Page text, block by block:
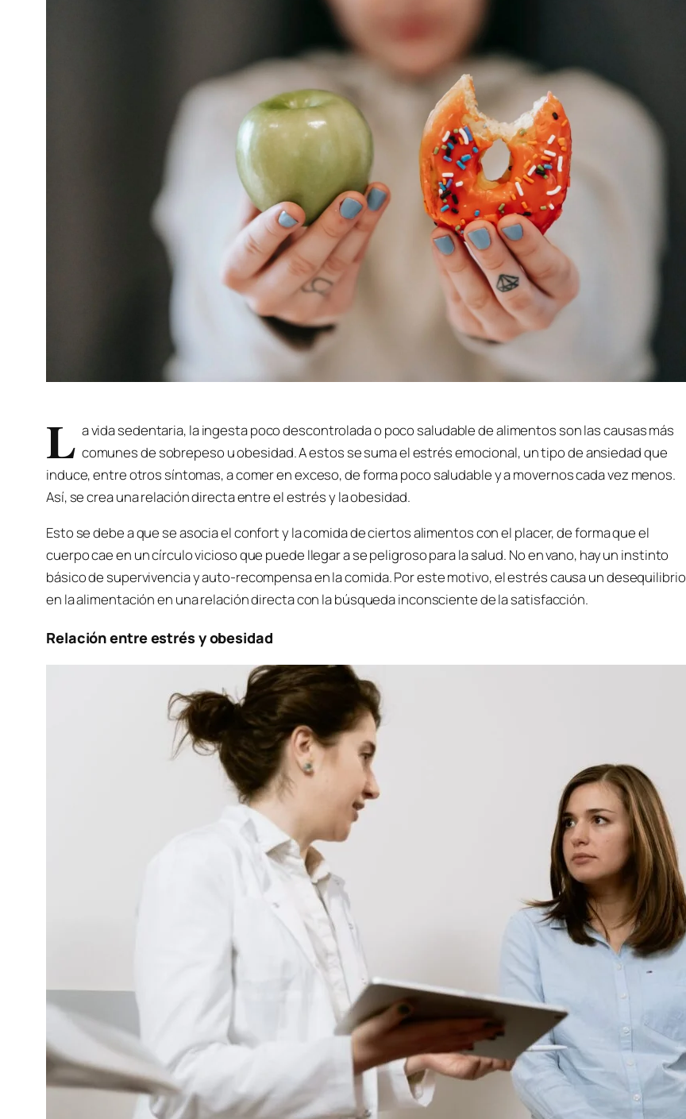
L a vida sedentaria, la ingesta poco descontrolada o poco saludable de alimentos son las causas más
comunes de sobrepeso u obesidad. A estos se suma el estrés emocional, un tipo de ansiedad que
induce, entre otros síntomas, a comer en exceso, de forma poco saludable y a movernos cada vez menos.
Así, se crea una relación directa entre el estrés y la obesidad.
Esto se debe a que se asocia el confort y la comida de ciertos alimentos con el placer, de forma que el
cuerpo cae en un círculo vicioso que puede llegar a se peligroso para la salud. No en vano, hay un instinto
básico de supervivencia y auto-recompensa en la comida. Por este motivo, el estrés causa un desequilibrio
en la alimentación en una relación directa con la búsqueda inconsciente de la satisfacción.
Relación entre estrés y obesidad